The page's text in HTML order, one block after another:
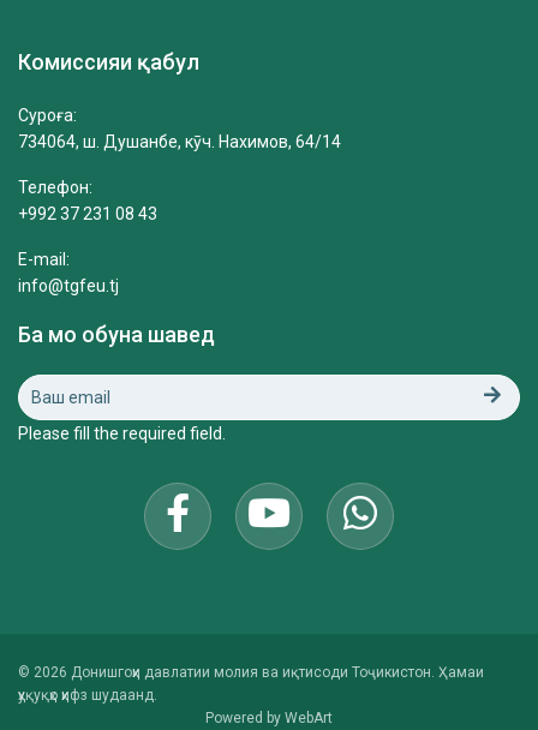
Комиссияи қабул
Суроға:
734064, ш. Душанбе, кӯч. Нахимов, 64/14
Телефон:
+992 37 231 08 43
E-mail:
info@tgfeu.tj
Ба мо обуна шавед
Please fill the required field.
© 2026 Донишгоҳи давлатии молия ва иқтисоди Тоҷикистон. Ҳамаи
ҳуқуқҳо ҳифз шудаанд.
Powered by WebArt